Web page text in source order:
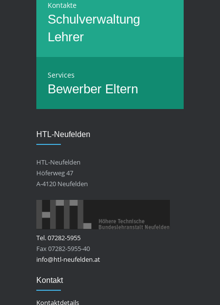
Kontakte
Schulverwaltung
Lehrer
Services
Bewerber Eltern
HTL-Neufelden
HTL-Neufelden
Höferweg 47
A-4120 Neufelden
Tel. 07282-5955
Fax 07282-5955-40
info@htl-neufelden.at
Kontakt
Kontaktdetails